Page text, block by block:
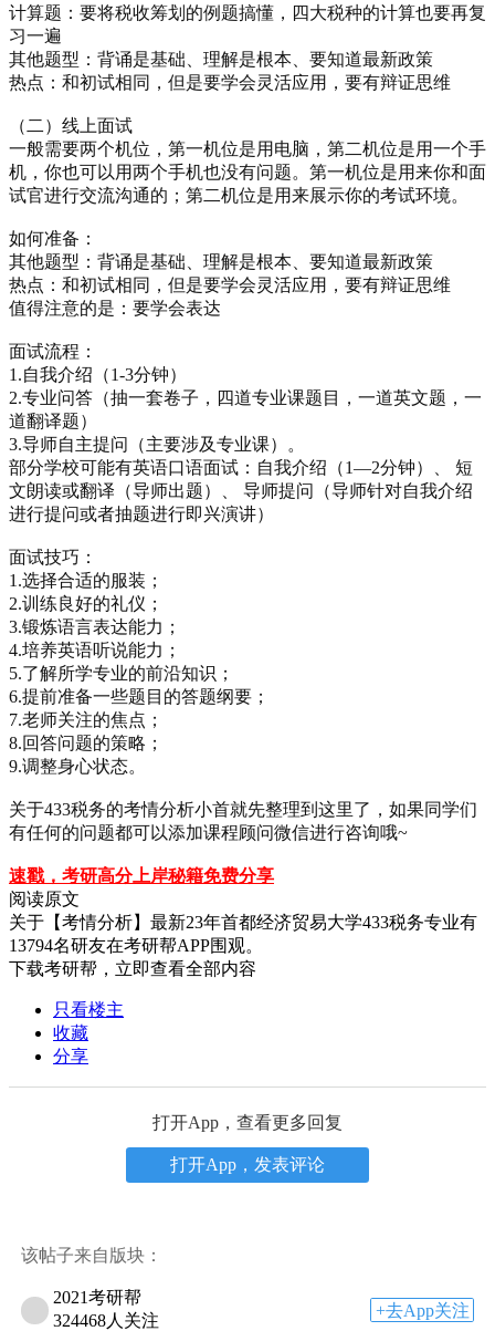
计算题：要将税收筹划的例题搞懂，四大税种的计算也要再复
习一遍
其他题型：背诵是基础、理解是根本、要知道最新政策
热点：和初试相同，但是要学会灵活应用，要有辩证思维
（二）线上面试
一般需要两个机位，第一机位是用电脑，第二机位是用一个手
机，你也可以用两个手机也没有问题。第一机位是用来你和面
试官进行交流沟通的；第二机位是用来展示你的考试环境。
如何准备：
其他题型：背诵是基础、理解是根本、要知道最新政策
热点：和初试相同，但是要学会灵活应用，要有辩证思维
值得注意的是：要学会表达
面试流程：
1.自我介绍（1-3分钟）
2.专业问答（抽一套卷子，四道专业课题目，一道英文题，一
道翻译题）
3.导师自主提问（主要涉及专业课）。
部分学校可能有英语口语面试：自我介绍（1—2分钟）、 短
文朗读或翻译（导师出题）、 导师提问（导师针对自我介绍
进行提问或者抽题进行即兴演讲）
面试技巧：
1.选择合适的服装；
2.训练良好的礼仪；
3.锻炼语言表达能力；
4.培养英语听说能力；
5.了解所学专业的前沿知识；
6.提前准备一些题目的答题纲要；
7.老师关注的焦点；
8.回答问题的策略；
9.调整身心状态。
关于433税务的考情分析小首就先整理到这里了，如果同学们
有任何的问题都可以添加课程顾问微信进行咨询哦~
速戳，考研高分上岸秘籍免费分享
阅读原文
关于 【考情分析】最新23年首都经济贸易大学433税务专业有
13794名研友在考研帮APP围观。
下载考研帮，立即查看全部内容
只看楼主
收藏
分享
打开App，查看更多回复
打开App，发表评论
该帖子来自版块：
2021考研帮
324468人关注
+去App关注